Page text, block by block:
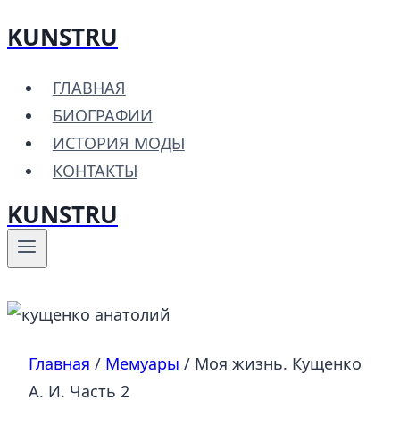
Перейти
содержимому
KUNSTRU
ГЛАВНАЯ
БИОГРАФИИ
ИСТОРИЯ МОДЫ
КОНТАКТЫ
KUNSTRU
Главная / Мемуары / Моя жизнь. Кущенко
А. И. Часть 2